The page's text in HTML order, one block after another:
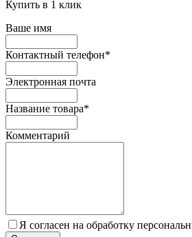
Купить в 1 клик
Ваше имя
Контактный телефон*
Электронная почта
Название товара*
Комментарий
Я согласен на обработку